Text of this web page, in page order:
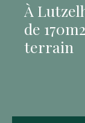
À
de
terrain